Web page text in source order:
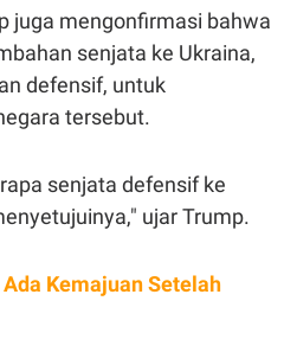
juga mengonfirmasi bahwa
senjata ke Ukraina,
defensif, untuk
tersebut.
senjata defensif ke
ujar Trump.
Kemajuan Setelah